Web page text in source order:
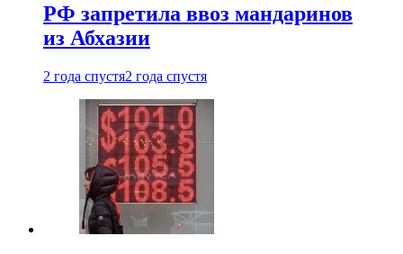
РФ запретила ввоз мандаринов
из Абхазии
2 года спустя2 года спустя